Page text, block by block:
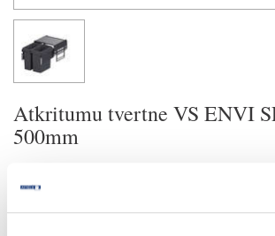
Atkritumu tvertne VS ENVI
500mm
Uzstādīšanas instrukcija